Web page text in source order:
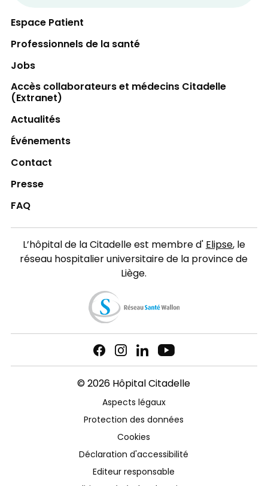
Espace Patient
Professionnels de la santé
Jobs
Accès collaborateurs et médecins Citadelle
(Extranet)
Actualités
Événements
Contact
Presse
FAQ
L’hôpital de la Citadelle est membre d'Elipse, le
réseau hospitalier universitaire de la province de
Liège.
© 2026 Hôpital Citadelle
Aspects légaux
Protection des données
Cookies
Déclaration d'accessibilité
Editeur responsable